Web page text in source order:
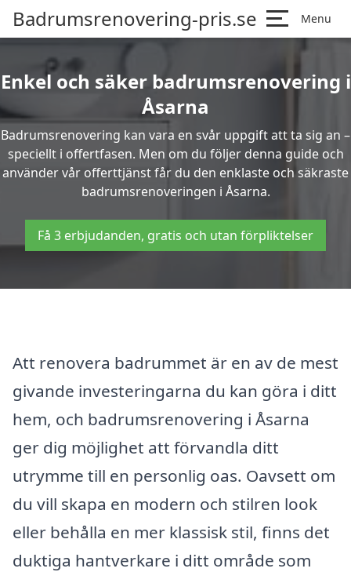
Badrumsrenovering-pris.se Menu
Enkel och säker badrumsrenovering i
Åsarna
Badrumsrenovering kan vara en svår uppgift att ta sig an –
speciellt i offertfasen. Men om du följer denna guide och
använder vår offerttjänst får du den enklaste och säkraste
badrumsrenoveringen i Åsarna.
Få 3 erbjudanden, gratis och utan förpliktelser
Att renovera badrummet är en av de mest
givande investeringarna du kan göra i ditt
hem, och badrumsrenovering i Åsarna
ger dig möjlighet att förvandla ditt
utrymme till en personlig oas. Oavsett om
du vill skapa en modern och stilren look
eller behålla en mer klassisk stil, finns det
duktiga hantverkare i ditt område som